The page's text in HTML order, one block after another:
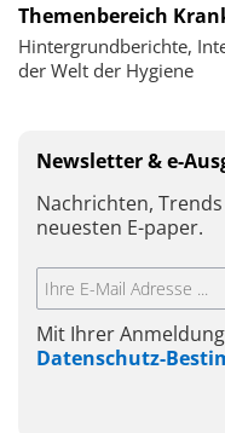
Themenbereich
Hintergrundberichte,
der Welt der Hygiene
Newsletter & e-
Nachrichten,
neuesten E-paper.
Mit Ihrer
Datenschutz-